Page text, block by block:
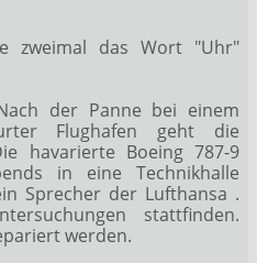
zweimal das Wort "Uhr"
Nach der Panne bei einem
Flughafen geht die
havarierte Boeing 787-9
in eine Technikhalle
Sprecher der Lufthansa .
stattfinden.
werden.